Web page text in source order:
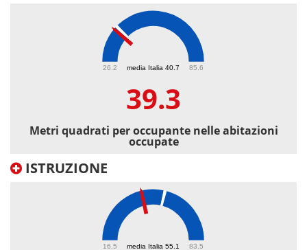
media Italia 40.7
26.2 85.6
39.3
Metri quadrati per occupante nelle abitazioni
occupate
ISTRUZIONE
media Italia 55.1
16.5 83.5